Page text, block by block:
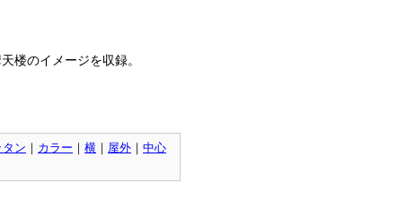
楼のイメージを収録。
タン ｜ カラー ｜ 横 ｜ 屋外 ｜ 中心